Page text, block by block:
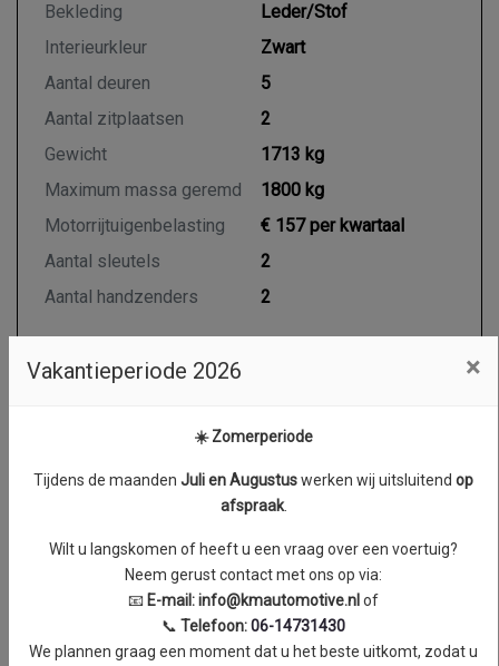
Bekleding
Leder/Stof
Interieurkleur
Zwart
Aantal deuren
5
Aantal zitplaatsen
2
Gewicht
1713 kg
Maximum massa geremd
1800 kg
Motorrijtuigenbelasting
€ 157 per kwartaal
Aantal sleutels
2
Aantal handzenders
2
Motor en transmissie
Diesel
Transmissie
Automaat
4
Cilinderinhoud
1950 cc
110 kW / 149 PK
204 km/h
Acceleratie (0-100 km/h)
9.0 seconden
Vakantieperiode 2026 ×
☀️ Zomerperiode
Tijdens de maanden Juli en Augustuswerken wij uitsluitend op
afspraak.
Wilt u langskomen of heeft u een vraag over een voertuig?
Neem gerust contact met ons op via:
📧 E-mail:info@kmautomotive.nl of
📞 Telefoon:06-14731430
We plannen graag een moment dat u het beste uitkomt, zodat u